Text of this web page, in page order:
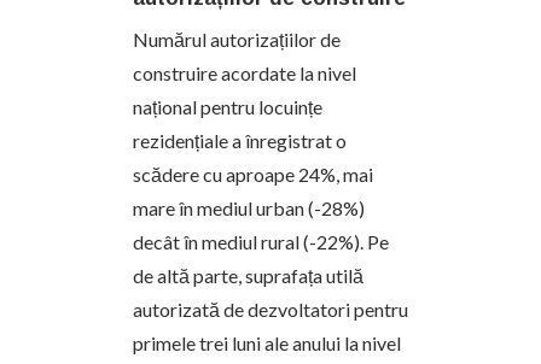
Numărul autorizațiilor de
construire acordate la nivel
național pentru locuințe
rezidențiale a înregistrat o
scădere cu aproape 24%, mai
mare în mediul urban (-28%)
decât în mediul rural (-22%). Pe
de altă parte, suprafața utilă
autorizată de dezvoltatori pentru
primele trei luni ale anului la nivel